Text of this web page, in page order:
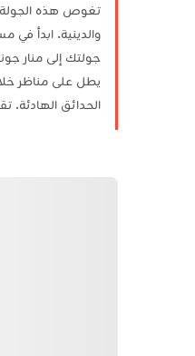
تغوص هذه الجولة
والدينية. ابدأ في
جولتك إلى منار
يطل على مناظر
الحدائق الهادئة.